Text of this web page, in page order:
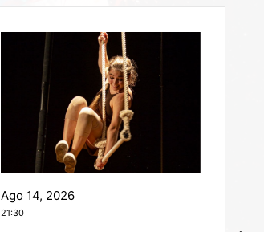
Ago 14, 2026
21:30